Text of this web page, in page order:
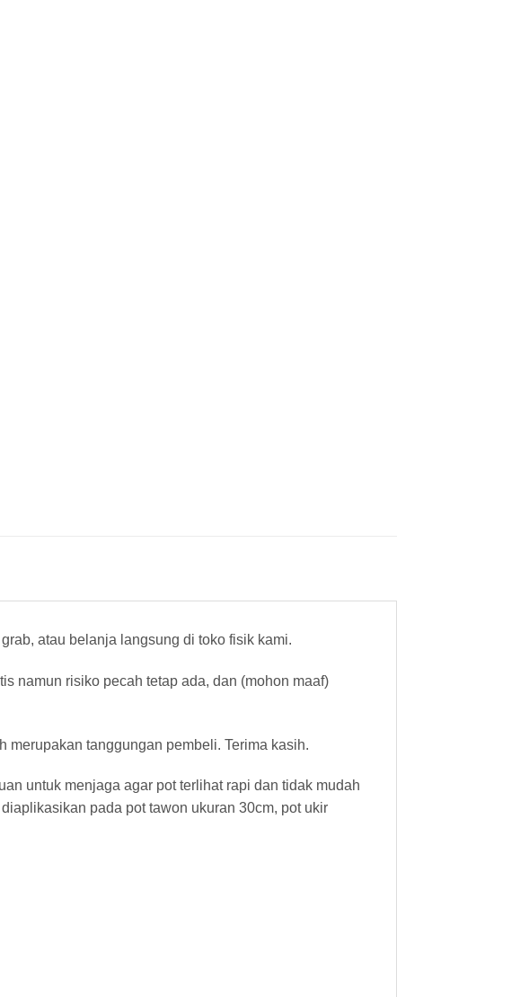
atau belanja langsung di toko fisik kami.
namun risiko pecah tetap ada, dan (mohon maaf)
tanggungan pembeli. Terima kasih.
untuk menjaga agar pot terlihat rapi dan tidak mudah
pada pot tawon ukuran 30cm, pot ukir